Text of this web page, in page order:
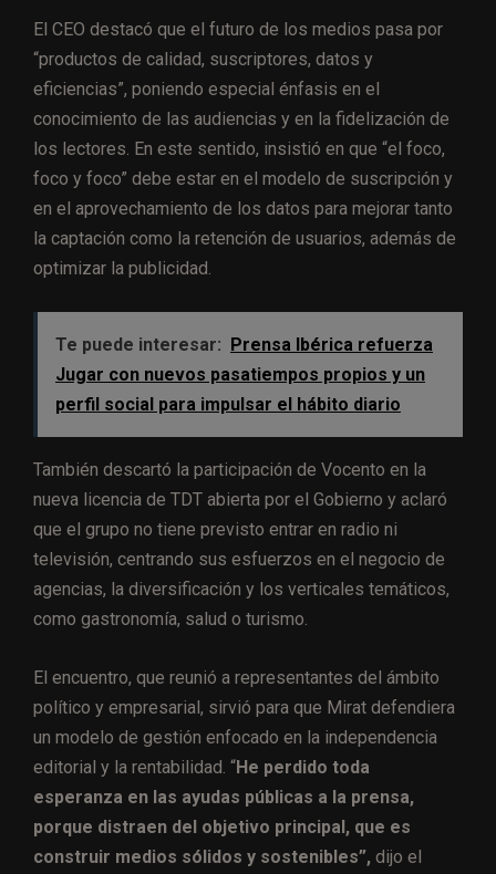
El CEO destacó que el futuro de los medios pasa por
“productos de calidad, suscriptores, datos y
eficiencias”, poniendo especial énfasis en el
conocimiento de las audiencias y en la fidelización de
los lectores. En este sentido, insistió en que “el foco,
foco y foco” debe estar en el modelo de suscripción y
en el aprovechamiento de los datos para mejorar tanto
la captación como la retención de usuarios, además de
optimizar la publicidad.
Te puede interesar: Prensa Ibérica refuerza
Jugar con nuevos pasatiempos propios y un
perfil social para impulsar el hábito diario
También descartó la participación de Vocento en la
nueva licencia de TDT abierta por el Gobierno y aclaró
que el grupo no tiene previsto entrar en radio ni
televisión, centrando sus esfuerzos en el negocio de
agencias, la diversificación y los verticales temáticos,
como gastronomía, salud o turismo.
El encuentro, que reunió a representantes del ámbito
político y empresarial, sirvió para que Mirat defendiera
un modelo de gestión enfocado en la independencia
editorial y la rentabilidad. “He perdido toda
esperanza en las ayudas públicas a la prensa,
porque distraen del objetivo principal, que es
construir medios sólidos y sostenibles”, dijo el